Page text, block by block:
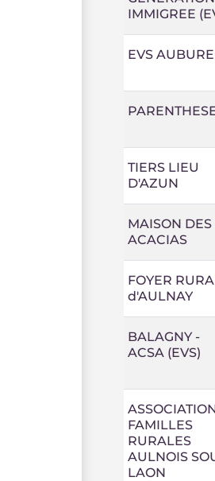
IMMIGREE
EVS AUBURE
TIERS LIEU
D'AZUN
MAISON DES
ACACIAS
FOYER
d'AULNAY
BALAGNY -
ACSA (EVS)
FAMILLES
RURALES
AULNOIS
LAON